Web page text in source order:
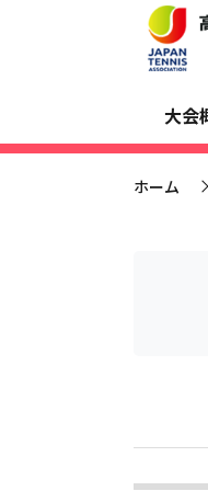
大会
大
ホーム